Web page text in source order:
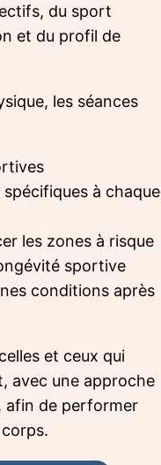
du sport
et du profil de
les séances
à chaque
les zones à risque
sportive
conditions après
et ceux qui
avec une approche
afin de performer